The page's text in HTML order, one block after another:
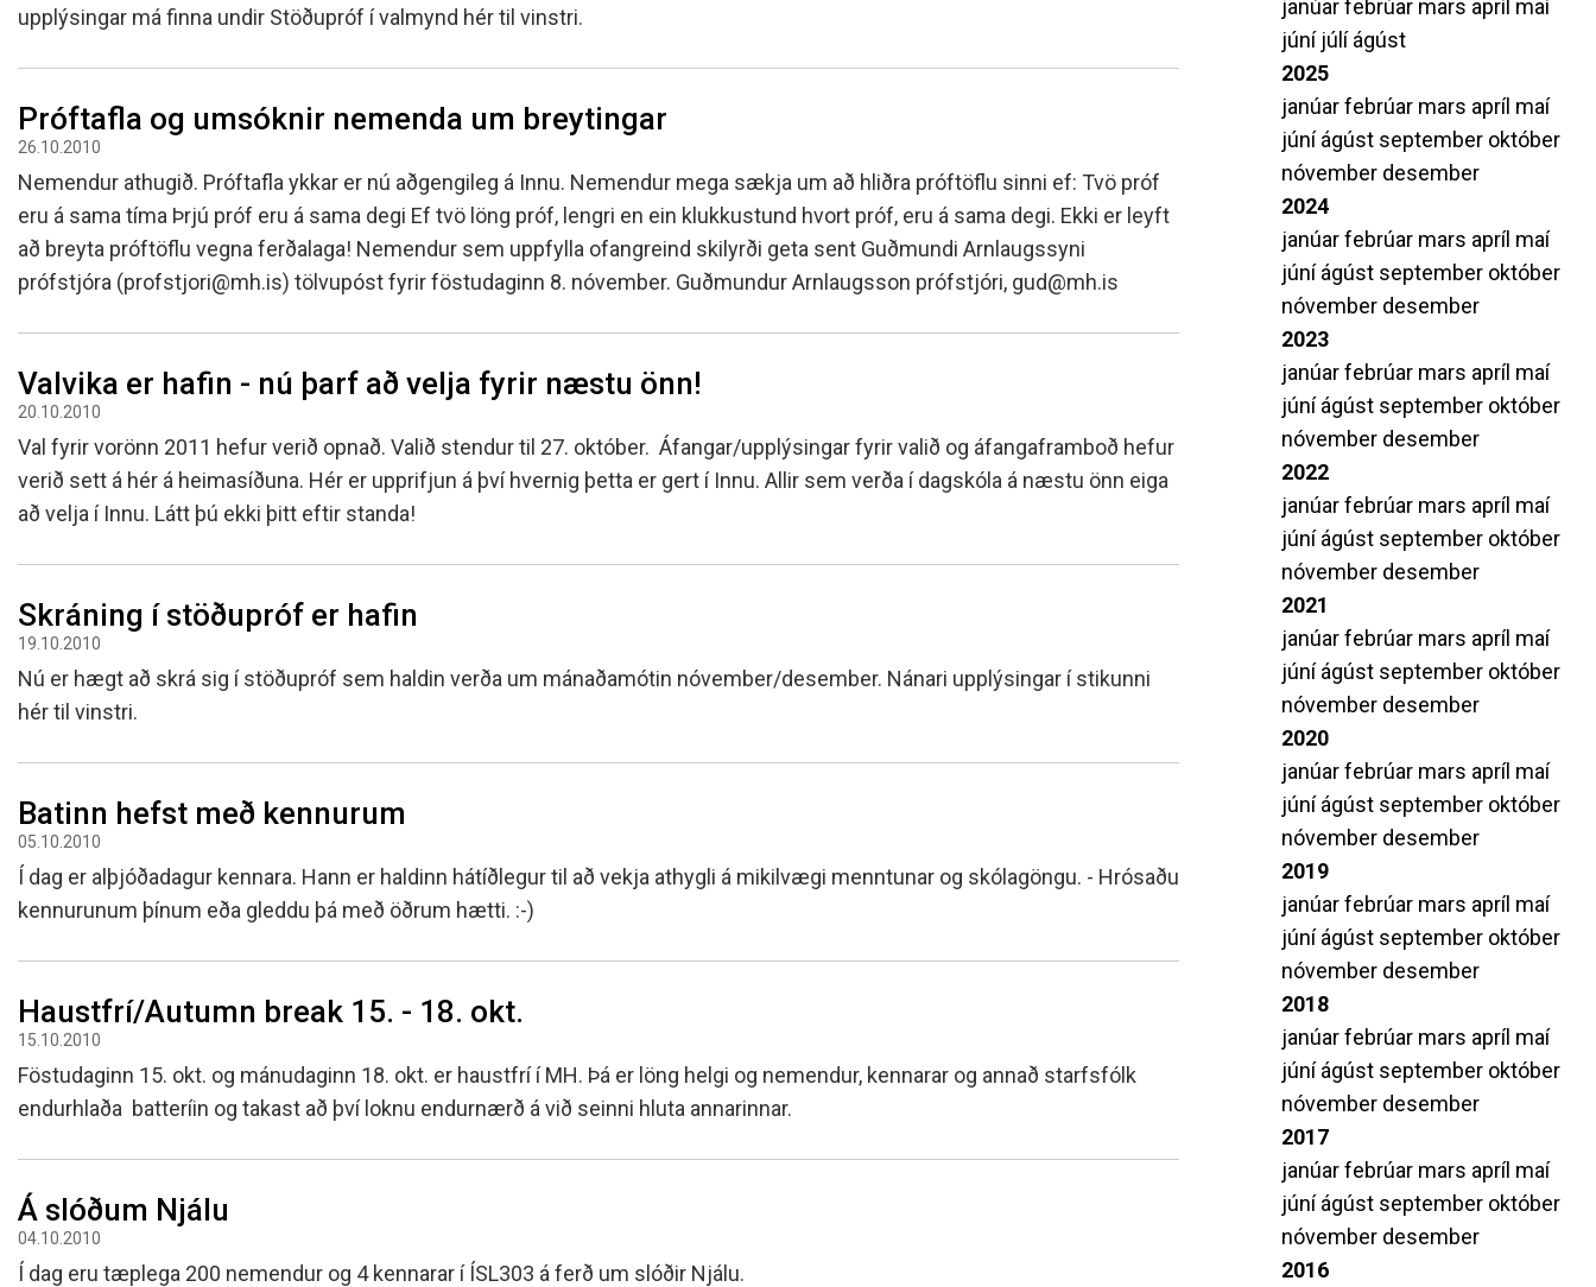
Skólanámskrá
Umhverfismál
Samstarfsverkefni innanlands
Þróunarverkefni og erlent
samstarf
Ársskýrslur og samningar
Sjálfsmat
Umsóknir og inntökuskilyrði
Umsókn um skólavist
Norska og sænska
Leiðbeiningar varðandi próf
Stöðumat í tungumálum
Beiðni um aðgang að prófum
Upplýsingar um lokapróf á Duggu
Students counselling
upplýsingar má finna undir Stöðupróf í valmynd hér til vinstri.
Próftafla og umsóknir nemenda um breytingar
26.10.2010
Nemendur athugið. Próftafla ykkar er nú aðgengileg á Innu. Nemendur mega sækja um að hliðra próftöflu sinni ef: Tvö próf
eru á sama tíma Þrjú próf eru á sama degi Ef tvö löng próf, lengri en ein klukkustund hvort próf, eru á sama degi. Ekki er leyft
að breyta próftöflu vegna ferðalaga! Nemendur sem uppfylla ofangreind skilyrði geta sent Guðmundi Arnlaugssyni
prófstjóra (profstjori@mh.is) tölvupóst fyrir föstudaginn 8. nóvember. Guðmundur Arnlaugsson prófstjóri, gud@mh.is
Valvika er hafin - nú þarf að velja fyrir næstu önn!
20.10.2010
Val fyrir vorönn 2011 hefur verið opnað. Valið stendur til 27. október. Áfangar/upplýsingar fyrir valið og áfangaframboð hefur
verið sett á hér á heimasíðuna. Hér er upprifjun á því hvernig þetta er gert í Innu. Allir sem verða í dagskóla á næstu önn eiga
að velja í Innu. Látt þú ekki þitt eftir standa!
Skráning í stöðupróf er hafin
19.10.2010
Nú er hægt að skrá sig í stöðupróf sem haldin verða um mánaðamótin nóvember/desember. Nánari upplýsingar í stikunni
hér til vinstri.
Batinn hefst með kennurum
05.10.2010
Í dag er alþjóðadagur kennara. Hann er haldinn hátíðlegur til að vekja athygli á mikilvægi menntunar og skólagöngu. - Hrósaðu
kennurunum þínum eða gleddu þá með öðrum hætti. :-)
Haustfrí/Autumn break 15. - 18. okt.
15.10.2010
Föstudaginn 15. okt. og mánudaginn 18. okt. er haustfrí í MH. Þá er löng helgi og nemendur, kennarar og annað starfsfólk
endurhlaða batteríin og takast að því loknu endurnærð á við seinni hluta annarinnar.
Á slóðum Njálu
04.10.2010
Í dag eru tæplega 200 nemendur og 4 kennarar í ÍSL303 á ferð um slóðir Njálu.
janúarfebrúar mars apríl maí
júní júlíágúst
2025
janúarfebrúar mars apríl maí
júníágúst september október
nóvember desember
2024
janúarfebrúar mars apríl maí
júníágúst september október
nóvember desember
2023
janúarfebrúar mars apríl maí
júníágúst september október
nóvember desember
2022
janúarfebrúar mars apríl maí
júníágúst september október
nóvember desember
2021
janúarfebrúar mars apríl maí
júníágúst september október
nóvember desember
2020
janúarfebrúar mars apríl maí
júníágúst september október
nóvember desember
2019
janúarfebrúar mars apríl maí
júníágúst september október
nóvember desember
2018
janúarfebrúar mars apríl maí
júníágúst september október
nóvember desember
2017
janúarfebrúar mars apríl maí
júníágúst september október
nóvember desember
2016